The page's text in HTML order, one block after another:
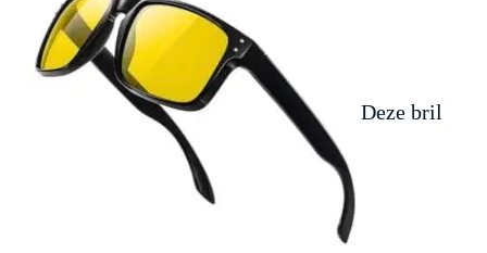
Deze bril